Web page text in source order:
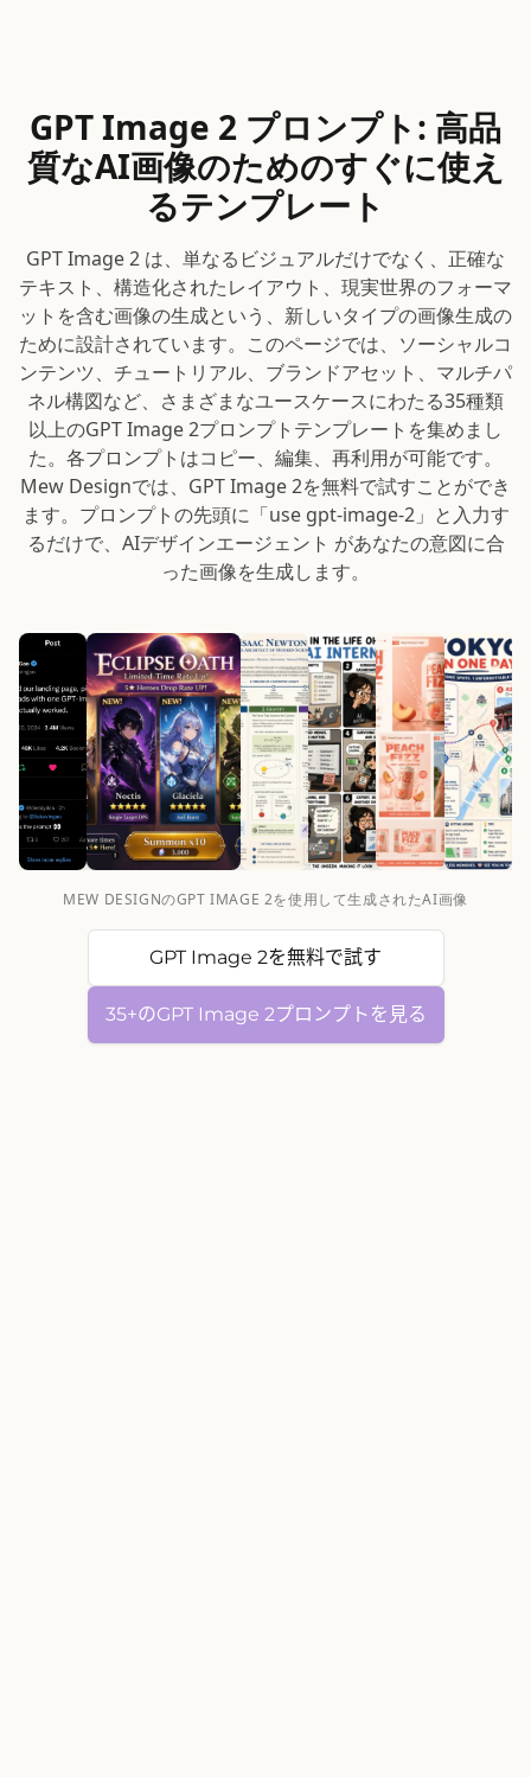
GPT Image 2 プロンプト: 高品
質なAI画像のためのすぐに使え
るテンプレート
GPT Image 2 は、単なるビジュアルだけでなく、正確な
テキスト、構造化されたレイアウト、現実世界のフォーマ
ットを含む画像の生成という、新しいタイプの画像生成の
ために設計されています。このページでは、ソーシャルコ
ンテンツ、チュートリアル、ブランドアセット、マルチパ
ネル構図など、さまざまなユースケースにわたる35種類
以上のGPT Image 2プロンプトテンプレートを集めまし
た。各プロンプトはコピー、編集、再利用が可能です。
Mew Designでは、GPT Image 2を無料で試すことができ
ます。プロンプトの先頭に「use gpt-image-2」と入力す
るだけで、AIデザインエージェント があなたの意図に合
った画像を生成します。
MEW DESIGNのGPT IMAGE 2を使用して生成されたAI画像
GPT Image 2を無料で試す
35+のGPT Image 2プロンプトを見る